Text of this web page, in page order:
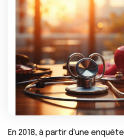
En 2018, à partir d'une enquête